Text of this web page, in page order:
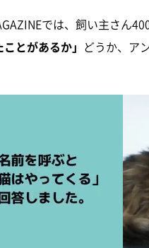
では、飼い主さん
とがあるか」 どうか、ア